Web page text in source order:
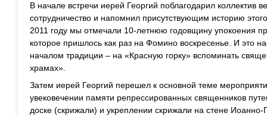
В начале встречи иерей Георгий поблагодарил коллектив
сотрудничество и напомнил присутствующим историю
2011 году мы отмечали 10-летнюю годовщину упокоения
которое пришлось как раз на Фомино воскресенье. И это
началом традиции – на «Красную горку» вспоминать
храмах».
Затем иерей Георгий перешел к основной теме
увековечении памяти репрессированных священников
доске (скрижали) и укреплении скрижали на стене